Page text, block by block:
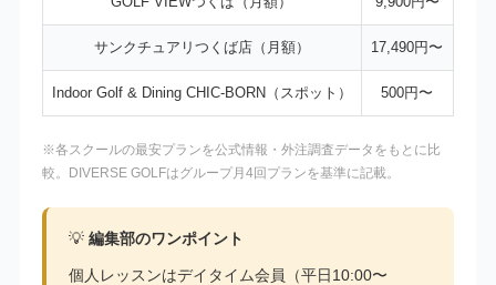
サンクチュアリつくば店（月額） 17,490円〜
Indoor Golf & Dining CHIC-BORN（スポット） 500円〜
※各スクールの最安プランを公式情報・外注調査データをもとに比
較。DIVERSE GOLFはグループ月4回プランを基準に記載。
💡 編集部のワンポイント
個人レッスンはデイタイム会員（平日10:00〜